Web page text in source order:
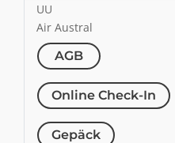
UU
Air Austral
AGB
Online Check-In
Gepäck